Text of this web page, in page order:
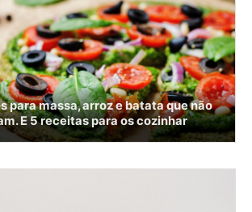
para massa, arroz e batata que não
E 5 receitas para os cozinhar